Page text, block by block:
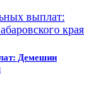
Демешин